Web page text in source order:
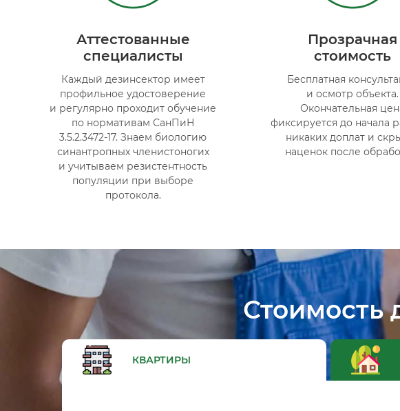
Аттестованные
специалисты
Каждый дезинсектор имеет
профильное удостоверение
и регулярно проходит обучение
по нормативам СанПиН
3.5.2.3472-17. Знаем биологию
синантропных членистоногих
и учитываем резистентность
популяции при выборе
протокола.
Прозрачная
стоимость
Бесплатная
и осмотр объекта.
Окончательная
фиксируется до начала
никаких доплат и
наценок после
Стоимость
КВАРТИРЫ